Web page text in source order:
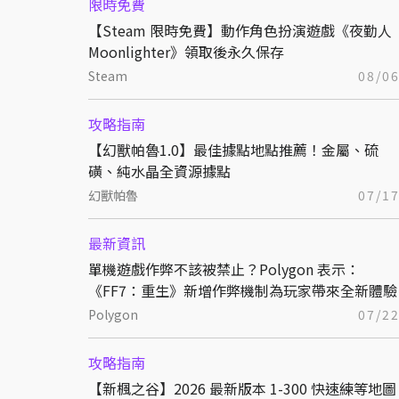
限時免費
【Steam 限時免費】動作角色扮演遊戲《夜勤人
Moonlighter》領取後永久保存
Steam 08/06
攻略指南
【幻獸帕魯1.0】最佳據點地點推薦！金屬、硫
磺、純水晶全資源據點
幻獸帕魯 07/17
最新資訊
單機遊戲作弊不該被禁止？Polygon 表示：
《FF7：重生》新增作弊機制為玩家帶來全新體驗
Polygon 07/22
攻略指南
【新楓之谷】2026 最新版本 1-300 快速練等地圖